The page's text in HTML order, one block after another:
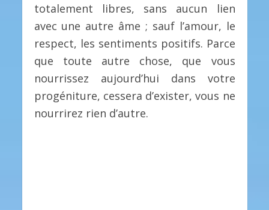
totalement libres, sans aucun lien
avec une autre âme ; sauf l’amour, le
respect, les sentiments positifs. Parce
que toute autre chose, que vous
nourrissez aujourd’hui dans votre
progéniture, cessera d’exister, vous ne
nourrirez rien d’autre.